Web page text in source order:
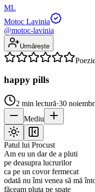
ML
Motoc Lavinia
@motoc-lavinia
Urmărește
happy pills
2 min lectură·30
Mediu
Patul lui Procust
Am eu un dar de a pluti
pe deasupra lucrurilor
ca pe un covor fermecat
odată nu îmi venea să mă
făceam pluta pe spate